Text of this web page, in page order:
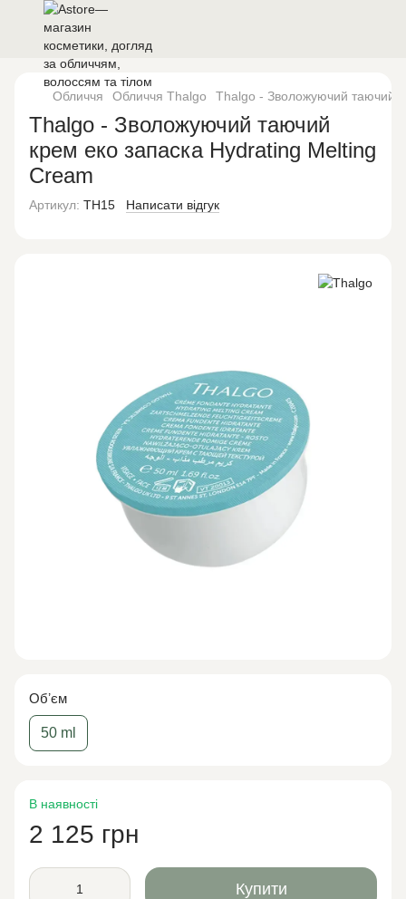
Обличчя Обличчя Thalgo Thalgo - Зволожуючий таючий
Thalgo - Зволожуючий таючий
крем еко запаска Hydrating Melting
Cream
Артикул: TH15 Написати відгук
Обʼєм
50 ml
В наявності
2 125 грн
Купити